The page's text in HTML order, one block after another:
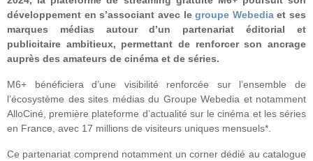
développement en s’associant avec legroupe Webediaet ses
marques médias autour d’un partenariat éditorial et
publicitaire ambitieux, permettant de renforcer son ancrage
auprès des amateurs de cinéma et de séries.
M6+ bénéficiera d’une visibilité renforcée sur l’ensemble de
l’écosystème des sites médias du Groupe Webedia et notamment
AlloCiné, première plateforme d’actualité sur le cinéma et les séries
en France, avec 17 millions de visiteurs uniques mensuels*.
Ce partenariat comprend notamment un corner dédié au catalogue